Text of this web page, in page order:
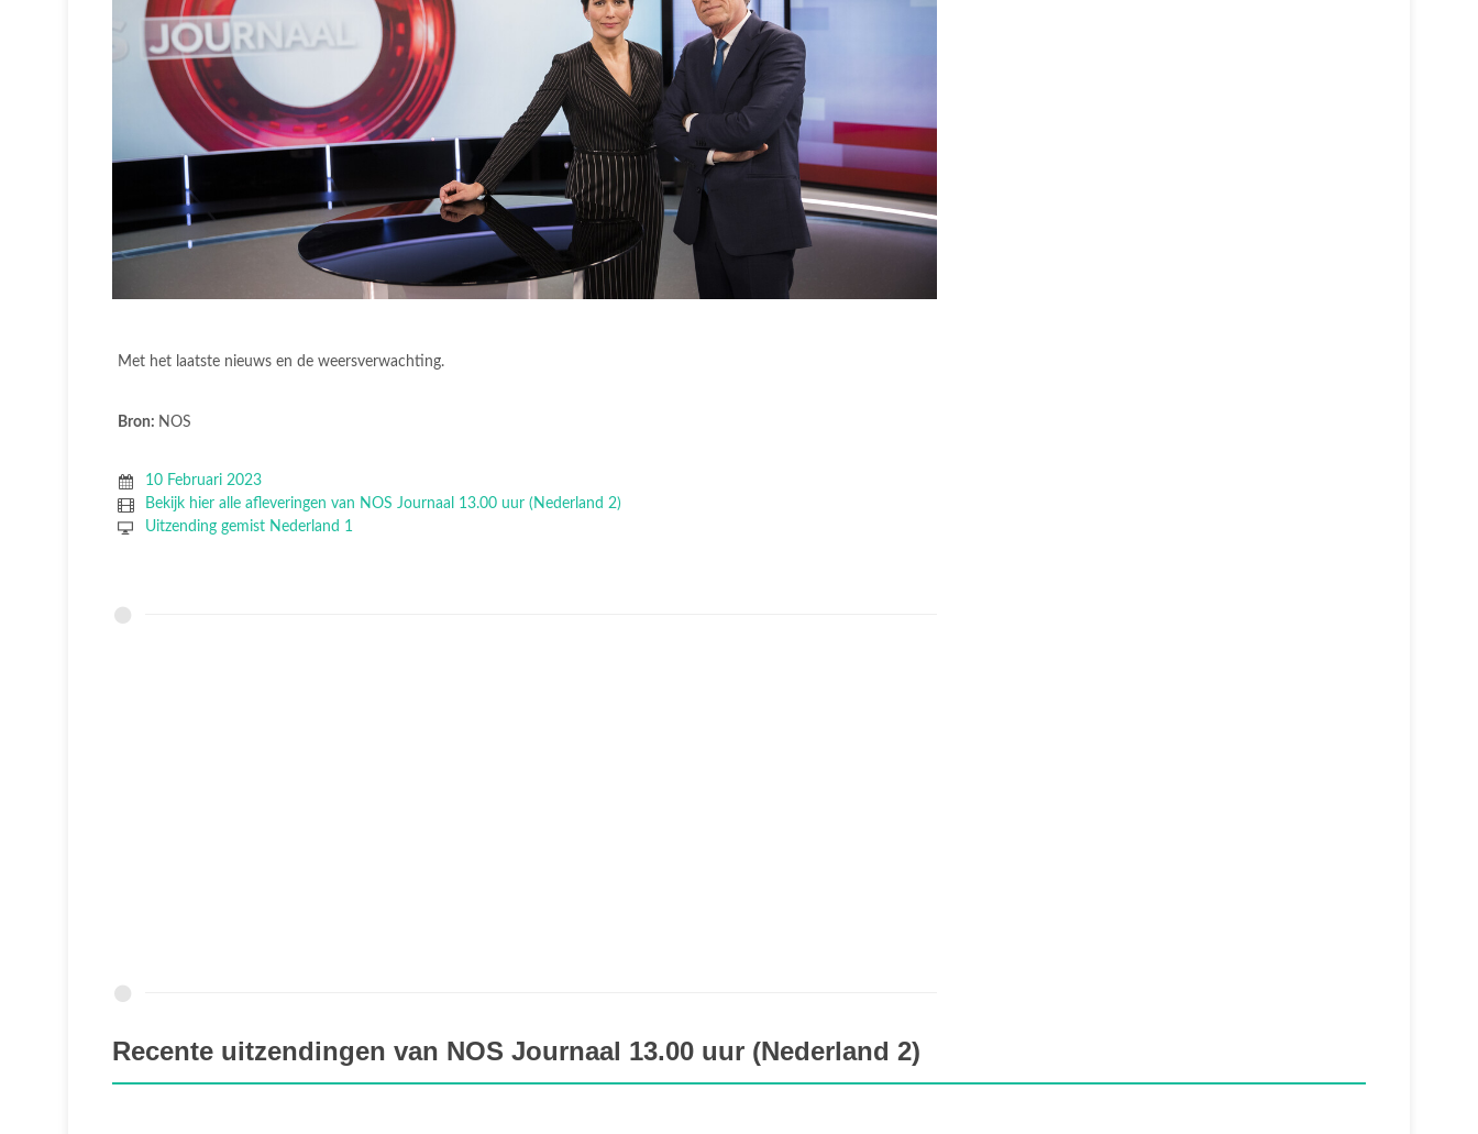
Met het laatste nieuws en de weersverwachting.
Bron: NOS
10 Februari 2023
Bekijk hier alle afleveringen van NOS Journaal 13.00 uur (Nederland 2)
Uitzending gemist Nederland 1
Recente uitzendingen van NOS Journaal 13.00 uur (Nederland 2)